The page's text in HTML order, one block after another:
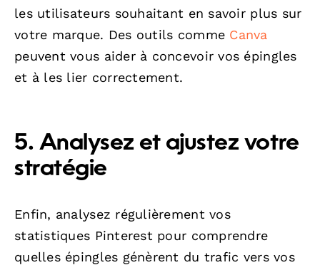
les utilisateurs souhaitant en savoir plus sur
votre marque. Des outils comme Canva
peuvent vous aider à concevoir vos épingles
et à les lier correctement.
5. Analysez et ajustez votre
stratégie
Enfin, analysez régulièrement vos
statistiques Pinterest pour comprendre
quelles épingles génèrent du trafic vers vos